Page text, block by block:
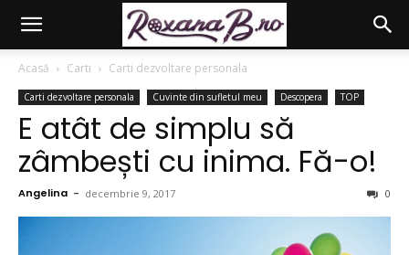
Acasă Carti Carti dezvoltare personala
Carti dezvoltare personala Cuvinte din sufletul meu Descopera TOP
E atât de simplu să
zâmbești cu inima. Fă-o!
Angelina - decembrie 9, 2017 0